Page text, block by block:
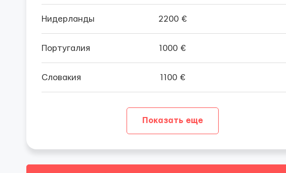
Нидерланды 2200 €
Португалия 1000 €
Словакия 1100 €
Показать еще